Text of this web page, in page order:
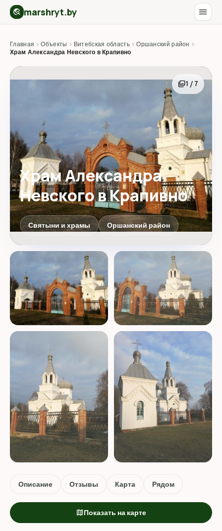
travel_explore marshryt.by menu
Главная › Объекты › Витебская область › Оршанский район ›
Храм Александра Невского в Крапивно
photo_library1 / 7
Храм Александра
Невского в Крапивно
Святыни и храмы Оршанский район
Описание
Отзывы Карта Рядом
mapПоказать на карте